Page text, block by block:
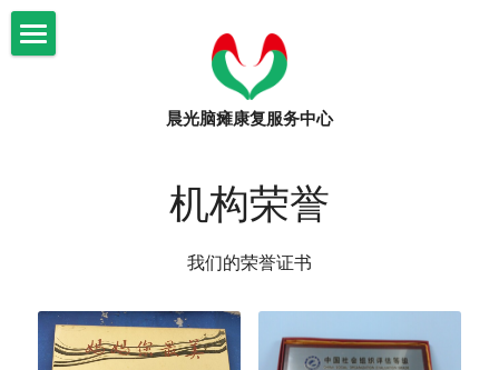
晨光脑瘫康复服务中心
审计材料
志愿者招募
捐赠公示
活动
机构荣誉
我们的荣誉证书
博客分类